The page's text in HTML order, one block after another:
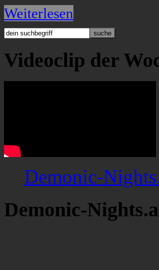
Weiterlesen
Videoclip der
Demonic-
Demonic-